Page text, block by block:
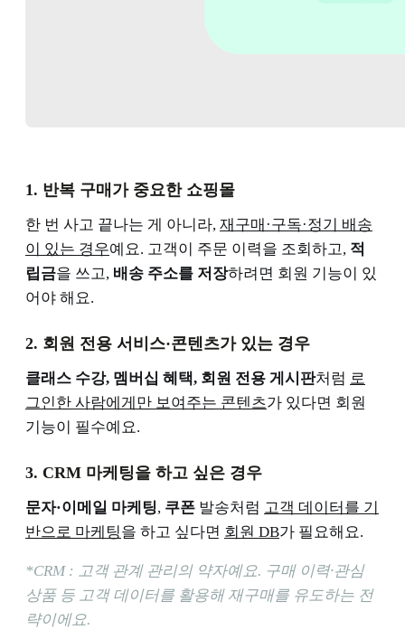
1. 반복 구매가 중요한 쇼핑몰
한 번 사고 끝나는 게 아니라, 재구매·구독·정기 배송
이 있는 경우예요. 고객이 주문 이력을 조회하고, 적
립금을 쓰고, 배송 주소를 저장하려면 회원 기능이 있
어야 해요.
2. 회원 전용 서비스·콘텐츠가 있는 경우
클래스 수강, 멤버십 혜택, 회원 전용 게시판처럼 로
그인한 사람에게만 보여주는 콘텐츠가 있다면 회원
기능이 필수예요.
3. CRM 마케팅을 하고 싶은 경우
문자·이메일 마케팅, 쿠폰 발송처럼 고객 데이터를 기
반으로 마케팅을 하고 싶다면 회원 DB가 필요해요.
*CRM : 고객 관계 관리의 약자예요. 구매 이력·관심
상품 등 고객 데이터를 활용해 재구매를 유도하는 전
략이에요.